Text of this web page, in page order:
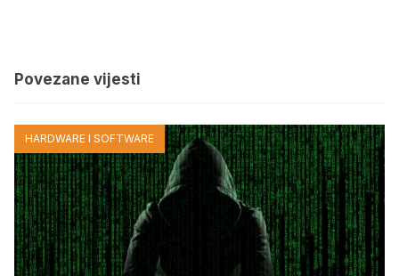
Povezane vijesti
HARDWARE I SOFTWARE